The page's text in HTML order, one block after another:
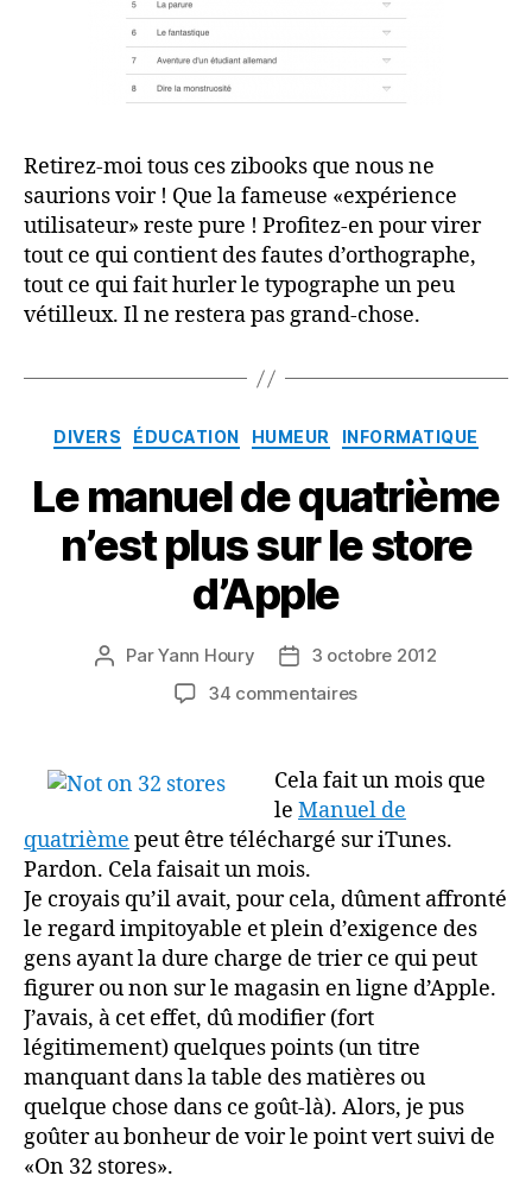
Retirez-moi tous ces zibooks que nous ne
saurions voir ! Que la fameuse «expérience
utilisateur» reste pure ! Profitez-en pour virer
tout ce qui contient des fautes d’orthographe,
tout ce qui fait hurler le typographe un peu
vétilleux. Il ne restera pas grand-chose.
Catégories
DIVERS ÉDUCATION HUMEUR INFORMATIQUE
Le manuel de quatrième
n’est plus sur le store
d’Apple
Auteur
ParYann Houry
Date3 octobre 2012
34 commentairessur
quatrième
n’est
plus
le
store
d’Apple
Cela fait un mois que
le Manuel de
quatrième peut être téléchargé sur iTunes.
Pardon. Cela faisait un mois.
Je croyais qu’il avait, pour cela, dûment affronté
le regard impitoyable et plein d’exigence des
gens ayant la dure charge de trier ce qui peut
figurer ou non sur le magasin en ligne d’Apple.
J’avais, à cet effet, dû modifier (fort
légitimement) quelques points (un titre
manquant dans la table des matières ou
quelque chose dans ce goût-là). Alors, je pus
goûter au bonheur de voir le point vert suivi de
«On 32 stores».